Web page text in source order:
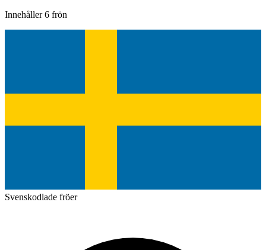
Innehåller 6 frön
Svenskodlade fröer